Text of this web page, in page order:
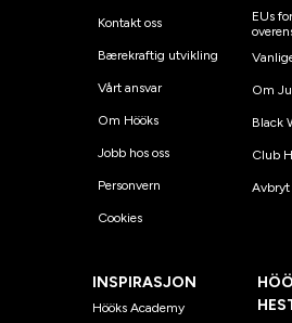
Kontakt oss
Bærekraftig utvikling
Vårt ansvar
Om Hööks
Jobb hos oss
Personvern
Cookies
EUs
Om
Black
Club
INSPIRASJON
Hööks Academy